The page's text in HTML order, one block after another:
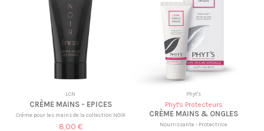
LCN
CRÈME MAINS - EPICES
Crème pour les mains de la collection NOIR
8,00 €
Phyt's
Phyt's Protecteurs
CRÈME MAINS & ONGLES
Nourrissante - Protectrice